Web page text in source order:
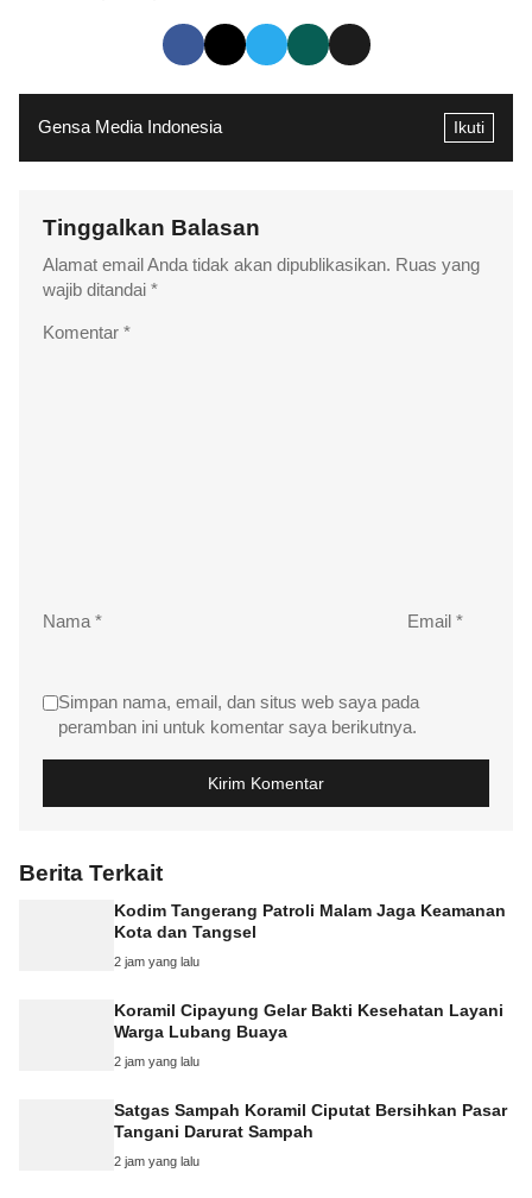
Gensa Media Indonesia Ikuti
Tinggalkan Balasan
Alamat email Anda tidak akan dipublikasikan. Ruas yang
wajib ditandai *
Komentar *
Nama* Email *
Simpan nama, email, dan situs web saya pada
peramban ini untuk komentar saya berikutnya.
Berita Terkait
Kodim Tangerang Patroli Malam Jaga Keamanan
Kota dan Tangsel
2 jam yang lalu
Koramil Cipayung Gelar Bakti Kesehatan Layani
Warga Lubang Buaya
2 jam yang lalu
Satgas Sampah Koramil Ciputat Bersihkan Pasar
Tangani Darurat Sampah
2 jam yang lalu